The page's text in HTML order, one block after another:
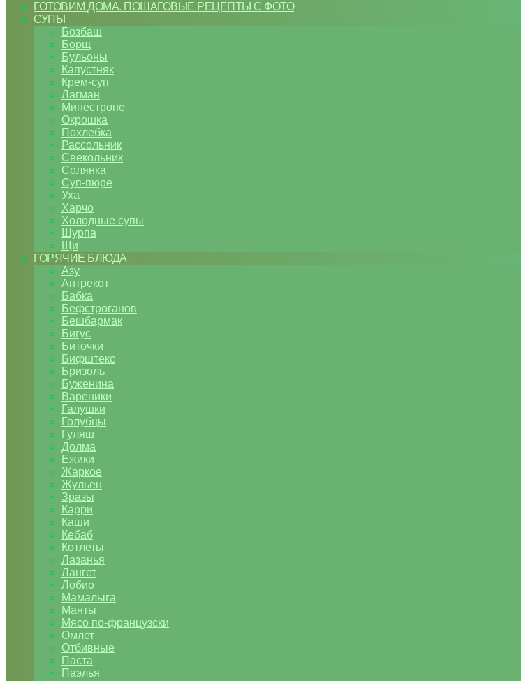
ГОТОВИМ ДОМА. ПОШАГОВЫЕ РЕЦЕПТЫ С ФОТО
СУПЫ
Бозбаш
Борщ
Бульоны
Капустняк
Крем-суп
Лагман
Минестроне
Окрошка
Похлебка
Рассольник
Свекольник
Солянка
Суп-пюре
Уха
Харчо
Холодные супы
Шурпа
Щи
ГОРЯЧИЕ БЛЮДА
Азу
Антрекот
Бабка
Бефстроганов
Бешбармак
Бигус
Биточки
Бифштекс
Бризоль
Буженина
Вареники
Галушки
Голубцы
Гуляш
Долма
Ежики
Жаркое
Жульен
Зразы
Карри
Каши
Кебаб
Котлеты
Лазанья
Лангет
Лобио
Мамалыга
Манты
Мясо по-французски
Омлет
Отбивные
Паста
Паэлья